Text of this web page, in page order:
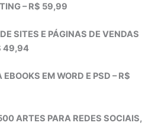
– R$ 59,99
SITES E PÁGINAS DE VENDAS
49,94
EM WORD E PSD – R$
ARTES PARA REDES SOCIAIS,